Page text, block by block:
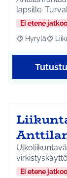
lapsille.
Ei etene
Rajaa tulokset
Hyrylä
Tutustu
Ei etene